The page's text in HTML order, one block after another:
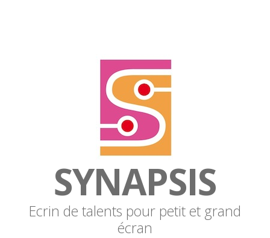
SYNAPSIS
Ecrin de talents pour petit et grand
écran